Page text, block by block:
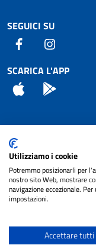
SEGUICI SU
Facebook
SCARICA L'APP
App Store
Attuazione Misure
Piano di
Note legali
cura di
Utilizziamo i cookie
Potremmo posizionarli per
nostro sito Web, mostrare
navigazione eccezionale.
impostazioni.
Accettare tutti